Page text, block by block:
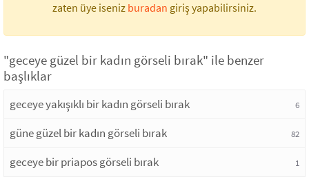
zaten üye iseniz buradan giriş yapabilirsiniz.
"geceye güzel bir kadın görseli bırak" ile benzer
başlıklar
geceye yakışıklı bir kadın görseli bırak 6
güne güzel bir kadın görseli bırak 82
geceye bir priapos görseli bırak 1